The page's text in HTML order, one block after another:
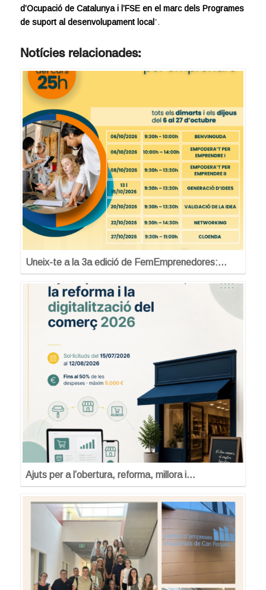
d’Ocupació de Catalunya i l’FSE en el marc dels Programes
de suport al desenvolupament local”.
Notícies relacionades:
Uneix-te a la 3a edició de FemEmprenedores:…
Ajuts per a l’obertura, reforma, millora i…